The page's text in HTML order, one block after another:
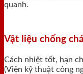
quanh.
Vật liệu chống
Cách nhiệt tốt, hạn
(Viện kỹ thuật công